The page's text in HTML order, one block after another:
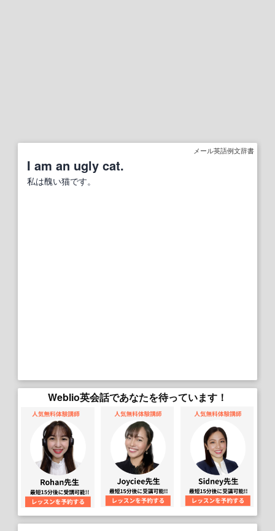
メール英語例文辞書
I am an ugly cat.
私は醜い猫です。
Weblio英会話であなたを待っています！